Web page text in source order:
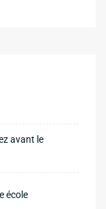
avant le
école